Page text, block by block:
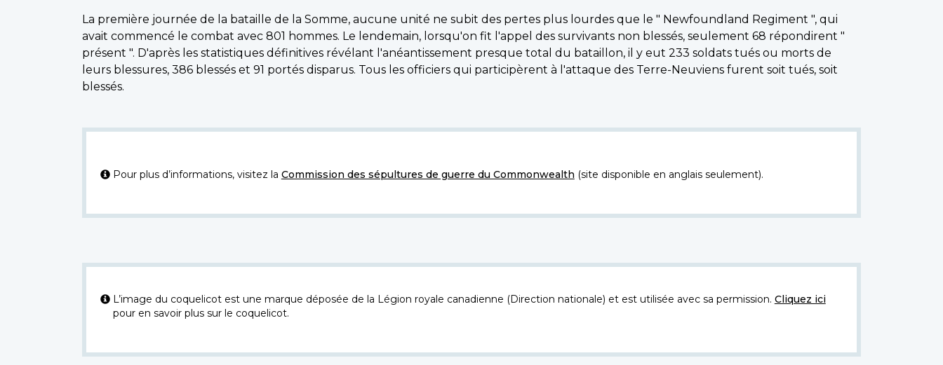
La première journée de la bataille de la Somme, aucune unité ne subit des pertes plus lourdes que le " Newfoundland Regiment ", qui
avait commencé le combat avec 801 hommes. Le lendemain, lorsqu'on fit l'appel des survivants non blessés, seulement 68 répondirent "
présent ". D'après les statistiques définitives révélant l'anéantissement presque total du bataillon, il y eut 233 soldats tués ou morts de
leurs blessures, 386 blessés et 91 portés disparus. Tous les officiers qui participèrent à l'attaque des Terre-Neuviens furent soit tués, soit
blessés.
Pour plus d’informations, visitez la Commission des sépultures de guerre du Commonwealth (site disponible en anglais seulement).
L’image du coquelicot est une marque déposée de la Légion royale canadienne (Direction nationale) et est utilisée avec sa permission. Cliquez ici
pour en savoir plus sur le coquelicot.